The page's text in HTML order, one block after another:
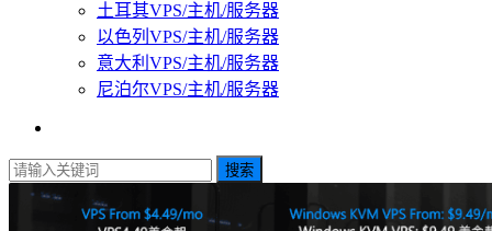
土耳其VPS/主机/服务器
以色列VPS/主机/服务器
意大利VPS/主机/服务器
尼泊尔VPS/主机/服务器
搜索